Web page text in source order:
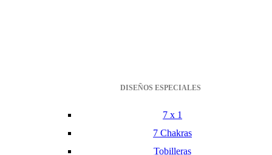
DISEÑOS ESPECIALES
7 x 1
7 Chakras
Tobilleras